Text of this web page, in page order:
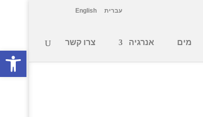
עברית English
מים אנרגיה צרו קשר
פתח